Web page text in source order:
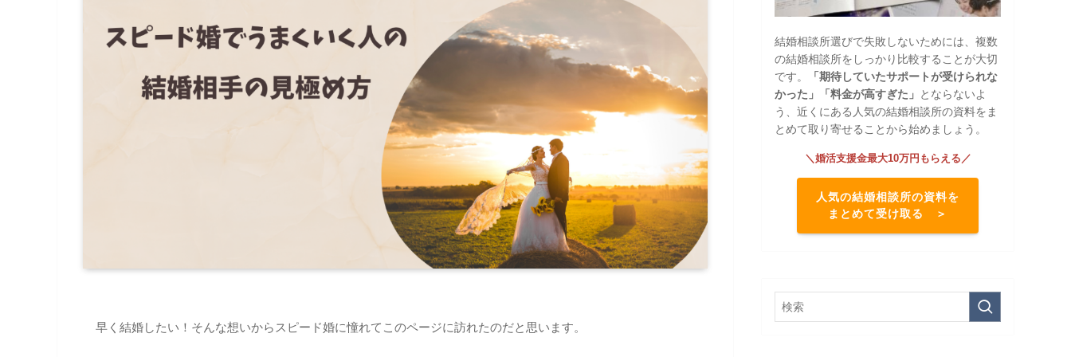
早く結婚したい！そんな想いからスピード婚に憧れてこのページに訪れたのだと思います。
結婚相談所選びで失敗しないためには、複数
の結婚相談所をしっかり比較することが大切
です。
「期待していたサポートが受けられな
かった」「料金が高すぎた」 とならないよ
う、近くにある人気の結婚相談所の資料をま
とめて取り寄せることから始めましょう。
＼婚活支援金最大10万円もらえる／
人気の結婚相談所の資料を
まとめて受け取る ＞